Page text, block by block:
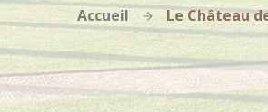
Accueil